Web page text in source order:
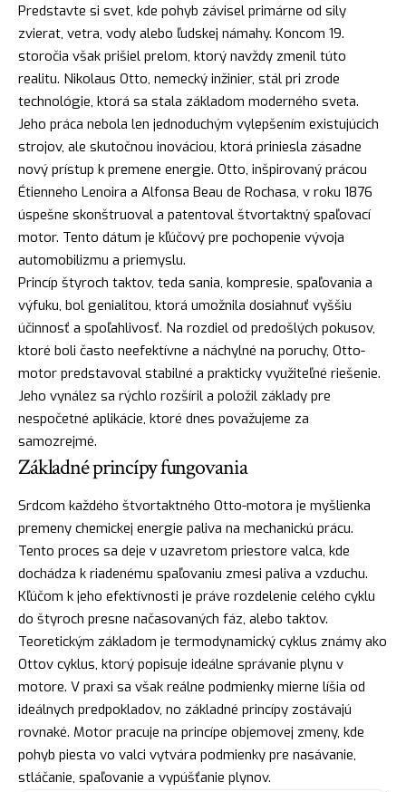
Predstavte si svet, kde pohyb závisel primárne od sily
zvierat, vetra, vody alebo ľudskej námahy. Koncom 19.
storočia však prišiel prelom, ktorý navždy zmenil túto
realitu. Nikolaus Otto, nemecký inžinier, stál pri zrode
technológie, ktorá sa stala základom moderného sveta.
Jeho práca nebola len jednoduchým vylepšením existujúcich
strojov, ale skutočnou inováciou, ktorá priniesla zásadne
nový prístup k premene energie. Otto, inšpirovaný prácou
Étienneho Lenoira a Alfonsa Beau de Rochasa, v roku 1876
úspešne skonštruoval a patentoval štvortaktný spaľovací
motor. Tento dátum je kľúčový pre pochopenie vývoja
automobilizmu a priemyslu.
Princíp štyroch taktov, teda sania, kompresie, spaľovania a
výfuku, bol genialitou, ktorá umožnila dosiahnuť vyššiu
účinnosť a spoľahlivosť. Na rozdiel od predošlých pokusov,
ktoré boli často neefektívne a náchylné na poruchy, Otto-
motor predstavoval stabilné a prakticky využiteľné riešenie.
Jeho vynález sa rýchlo rozšíril a položil základy pre
nespočetné aplikácie, ktoré dnes považujeme za
samozrejmé.
Základné princípy fungovania
Srdcom každého štvortaktného Otto-motora je myšlienka
premeny chemickej energie paliva na mechanickú prácu.
Tento proces sa deje v uzavretom priestore valca, kde
dochádza k riadenému spaľovaniu zmesi paliva a vzduchu.
Kľúčom k jeho efektívnosti je práve rozdelenie celého cyklu
do štyroch presne načasovaných fáz, alebo taktov.
Teoretickým základom je termodynamický cyklus známy ako
Ottov cyklus, ktorý popisuje ideálne správanie plynu v
motore. V praxi sa však reálne podmienky mierne líšia od
ideálnych predpokladov, no základné princípy zostávajú
rovnaké. Motor pracuje na princípe objemovej zmeny, kde
pohyb piesta vo valci vytvára podmienky pre nasávanie,
stláčanie, spaľovanie a vypúšťanie plynov.